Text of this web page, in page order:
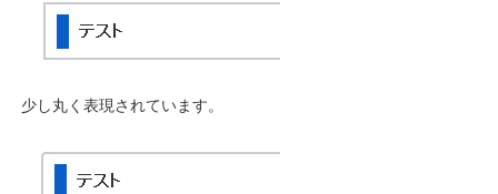
少し丸く表現されています。